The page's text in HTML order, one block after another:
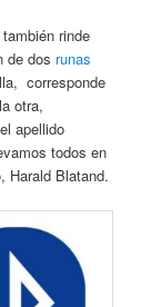
rinde
de dos runas
corresponde
otra,
apellido
todos en
Harald Blatand.